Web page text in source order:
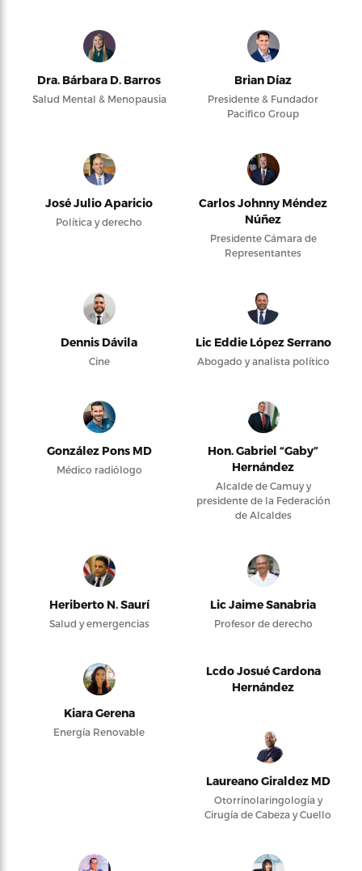
Dra. Bárbara D. Barros
Salud Mental & Menopausia
Brian Díaz
Presidente & Fundador
Pacifico Group
José Julio Aparicio
Política y derecho
Carlos Johnny Méndez
Núñez
Presidente Cámara de
Representantes
Dennis Dávila
Cine
Lic Eddie López Serrano
Abogado y analista político
González Pons MD
Médico radiólogo
Hon. Gabriel “Gaby”
Hernández
Alcalde de Camuy y
presidente de la Federación
de Alcaldes
Heriberto N. Saurí
Salud y emergencias
Lic Jaime Sanabria
Profesor de derecho
Kiara Gerena
Energía Renovable
Lcdo Josué Cardona
Hernández
Laureano Giraldez MD
Otorrinolaringología y
Cirugía de Cabeza y Cuello